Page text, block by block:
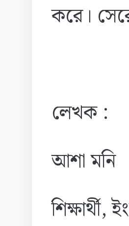
করে।
লেখক :
আশা মনি
শিক্ষার্থী,